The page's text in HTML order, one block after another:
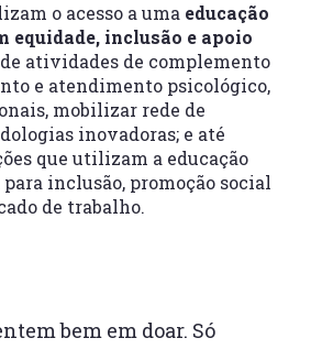
o acesso a uma educação
equidade, inclusão e apoio
atividades de complemento
e atendimento psicológico,
mobilizar rede de
inovadoras; e até
que utilizam a educação
inclusão, promoção social
de trabalho.
bem em doar. Só